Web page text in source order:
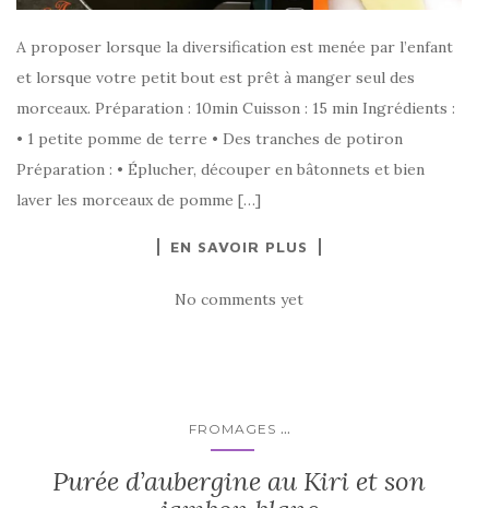
A proposer lorsque la diversification est menée par l’enfant
et lorsque votre petit bout est prêt à manger seul des
morceaux. Préparation : 10min Cuisson : 15 min Ingrédients :
• 1 petite pomme de terre • Des tranches de potiron
Préparation : • Éplucher, découper en bâtonnets et bien
laver les morceaux de pomme […]
EN SAVOIR PLUS
No comments yet
FROMAGES ...
Purée d’aubergine au Kiri et son